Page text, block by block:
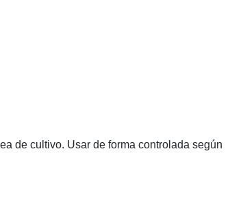
de cultivo. Usar de forma controlada según